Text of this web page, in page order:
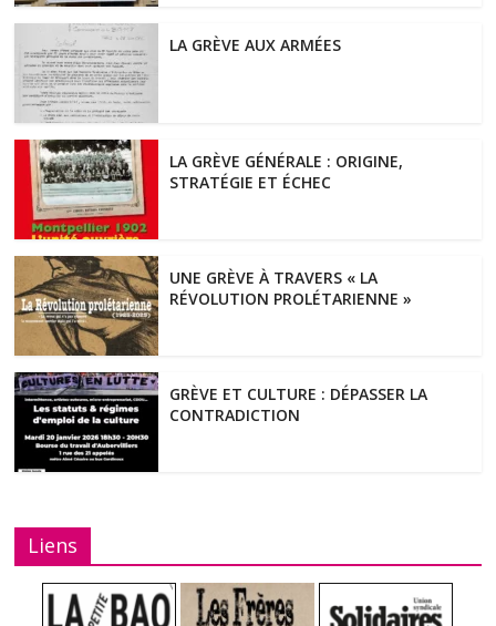
LA GRÈVE AUX ARMÉES
LA GRÈVE GÉNÉRALE : ORIGINE,
STRATÉGIE ET ÉCHEC
UNE GRÈVE À TRAVERS « LA
RÉVOLUTION PROLÉTARIENNE »
GRÈVE ET CULTURE : DÉPASSER LA
CONTRADICTION
Liens